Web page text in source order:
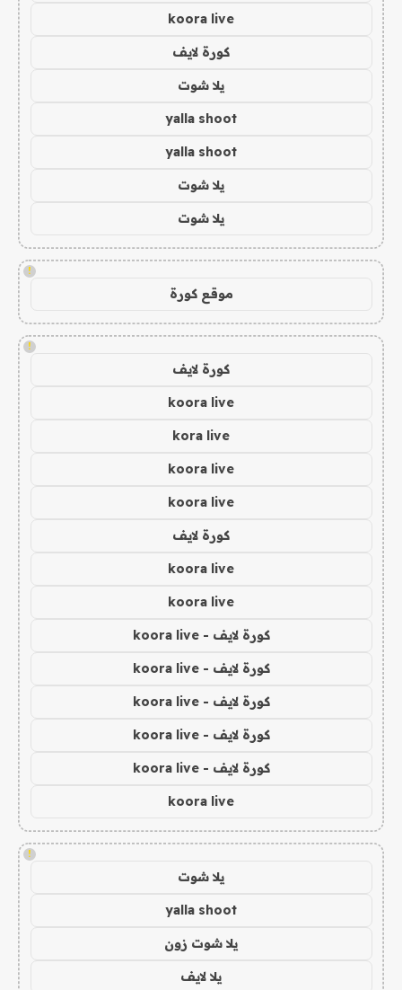
koora live
كورة لايف
يلا شوت
yalla shoot
yalla shoot
يلا شوت
يلا شوت
!
موقع كورة
!
كورة لايف
koora live
kora live
koora live
koora live
كورة لايف
koora live
koora live
كورة لايف - koora live
كورة لايف - koora live
كورة لايف - koora live
كورة لايف - koora live
كورة لايف - koora live
koora live
!
يلا شوت
yalla shoot
يلا شوت زون
يلا لايف